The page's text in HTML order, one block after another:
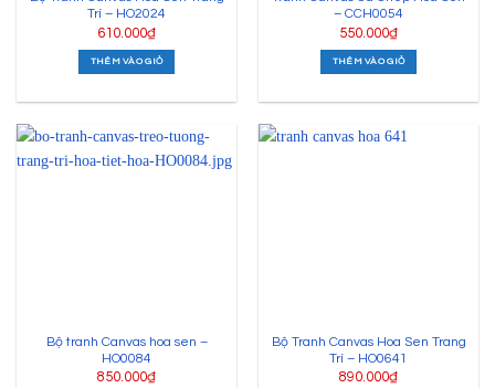
Trí – HO2024
610.000₫
THÊM VÀO GIỎ
– CCH0054
550.000₫
THÊM VÀO GIỎ
Bộ tranh Canvas hoa sen –
HO0084
850.000₫
Bộ Tranh Canvas Hoa Sen Trang
Trí – HO0641
890.000₫